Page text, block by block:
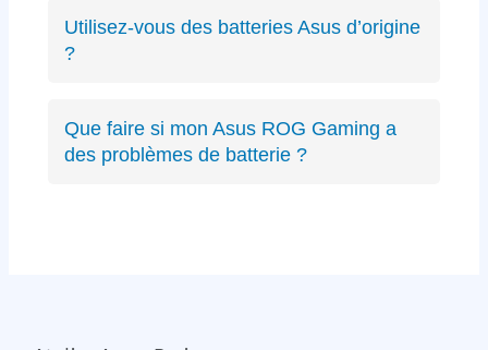
Zephyrus, TUF Gaming, ExpertBook, ProArt,
récents ou anciens. Expertise complète sur
Utilisez-vous des batteries Asus d’origine
?
équivalents certifiés aux mêmes spécifications
techniques et de qualité équivalente.
Que faire si mon Asus ROG Gaming a
des problèmes de batterie ?